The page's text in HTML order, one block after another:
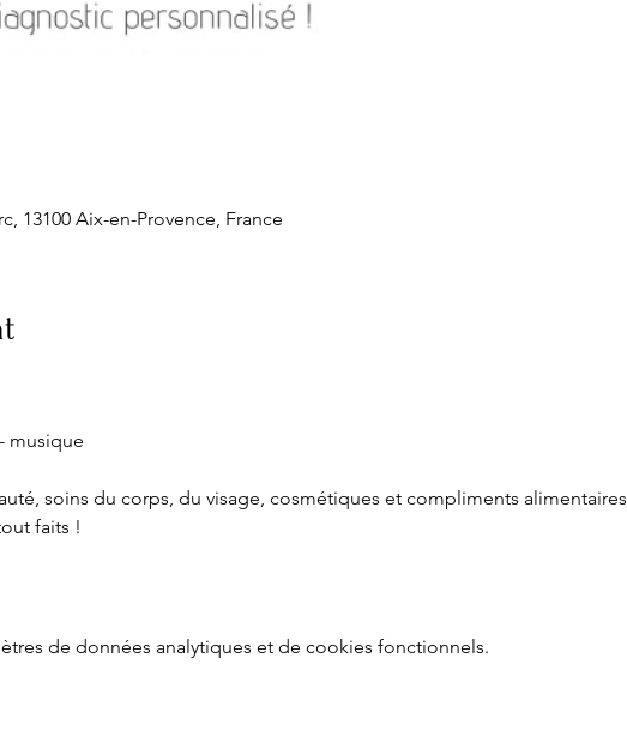
13100 Aix-en-Provence, France
musique
soins du corps, du visage, cosmétiques et compliments alimentaires
faits !
de données analytiques et de cookies fonctionnels.